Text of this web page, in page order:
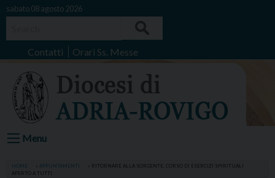
Skip
sabato 08 agosto 2026
Contatti Orari Ss. Messe
Menu
HOME APPUNTAMENTI
RITORNARE ALLA SORGENTE. CORSO DI ESERCIZI SPIRITUALI
APERTO A TUTTI